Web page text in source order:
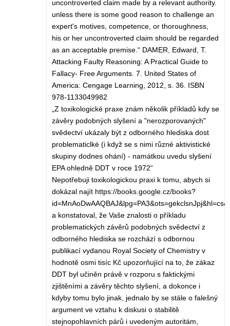
uncontroverted claim made by a relevant authority.
unless there is some good reason to challenge an
expert's motives, competence, or thoroughness,
his or her uncontroverted claim should be regarded
as an acceptable premise.“ DAMER, Edward, T.
Attacking Faulty Reasoning: A Practical Guide to
Fallacy- Free Arguments. 7. United States of
America: Cengage Learning, 2012, s. 36. ISBN
978-1133049982
„Z toxikologické praxe znám několik příkladů kdy se
závěry podobných slyšení a "nerozporovaných"
svědectví ukázaly být z odborného hlediska dost
problematiclké (i když se s nimi různé aktivistické
skupiny dodnes ohání) - namátkou uvedu slyšení
EPA ohledně DDT v roce 1972“
Nepotřebuji toxikologickou praxi k tomu, abych si
dokázal najít https://books.google.cz/books?
a konstatoval, že Vaše znalosti o příkladu
problematických závěrů podobných svědectví z
odborného hlediska se rozchází s odbornou
publikací vydanou Royal Society of Chemistry v
hodnotě osmi tisíc Kč upozorňující na to, že zákaz
DDT byl učiněn právě v rozporu s faktickými
zjištěními a závěry těchto slyšení, a dokonce i
kdyby tomu bylo jinak, jednalo by se stále o falešný
argument ve vztahu k diskusi o stabilitě
stejnopohlavních párů i uvedeným autoritám,